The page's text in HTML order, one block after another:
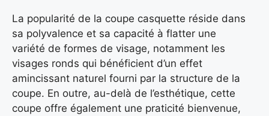
La popularité de la coupe casquette réside dans
sa polyvalence et sa capacité à flatter une
variété de formes de visage, notamment les
visages ronds qui bénéficient d’un effet
amincissant naturel fourni par la structure de la
coupe. En outre, au-delà de l’esthétique, cette
coupe offre également une praticité bienvenue,